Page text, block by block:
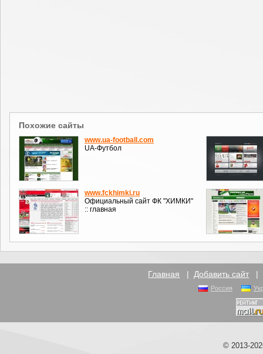
Похожие сайты
www.ua-football.com
UA-Футбол
www.fckhimki.ru
Официальный сайт ФК "ХИМКИ"
:: главная
Главная | Добавить сайт |
Россия
© 2013-